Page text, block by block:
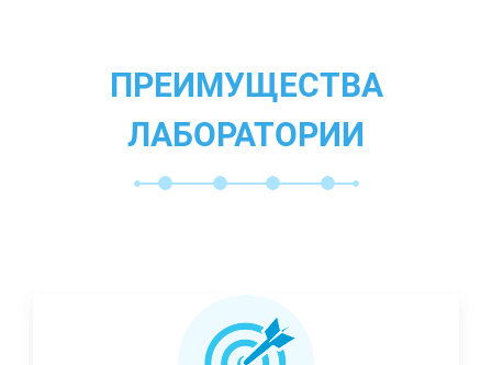
ПРЕИМУЩЕСТВА
ЛАБОРАТОРИИ